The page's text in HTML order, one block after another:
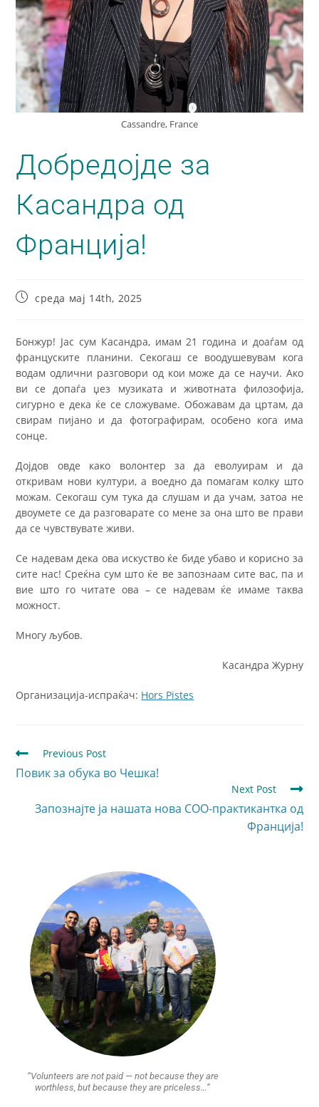
Cassandre, France
Добредојде за
Касандра од
Франција!
среда мај 14th, 2025
Бонжур! Јас сум Касандра, имам 21 година и доаѓам од
француските планини. Секогаш се воодушевувам кога
водам одлични разговори од кои може да се научи. Ако
ви се допаѓа џез музиката и животната филозофија,
сигурно е дека ќе се сложуваме. Обожавам да цртам, да
свирам пијано и да фотографирам, особено кога има
сонце.
Дојдов овде како волонтер за да еволуирам и да
откривам нови култури, а воедно да помагам колку што
можам. Секогаш сум тука да слушам и да учам, затоа не
двоумете се да разговарате со мене за она што ве прави
да се чувствувате живи.
Се надевам дека ова искуство ќе биде убаво и корисно за
сите нас! Среќна сум што ќе ве запознаам сите вас, па и
вие што го читате ова – се надевам ќе имаме таква
можност.
Многу љубов.
Касандра Журну
Организација-испраќач: Hors Pistes
Previous Post
Повик за обука во Чешка!
Next Post
Запознајте ja нашата нова СОО-практикантка од
Франција!
“Volunteers are not paid — not because they are
worthless, but because they are priceless…”